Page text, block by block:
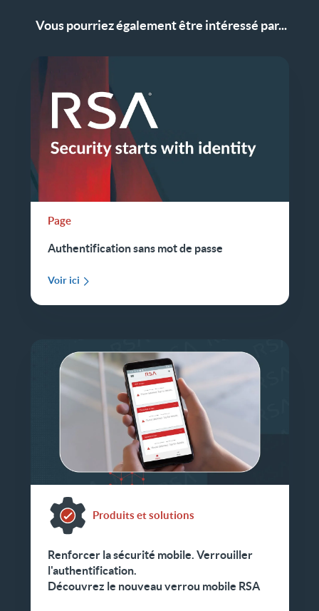
Vous pourriez également être intéressé par...
Page
Authentification sans mot de passe
Voir ici
Produits et solutions
Renforcer la sécurité mobile. Verrouiller
l'authentification.
Découvrez le nouveau verrou mobile RSA